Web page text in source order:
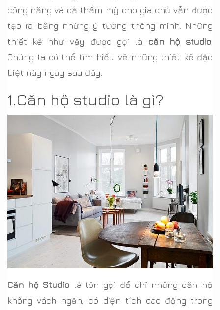
công năng và cả thẩm mỹ cho gia chủ vẫn được
tạo ra bằng những ý tưởng thông minh. Những
thiết kế như vậy được gọi là căn hộ studio
Chúng ta có thể tìm hiểu về những thiết kế đặc
biệt này ngay sau đây.
1.Căn hộ studio là gì?
Căn hộ Studio là tên gọi để chỉ những căn hộ
không vách ngăn, có diện tích dao động trong